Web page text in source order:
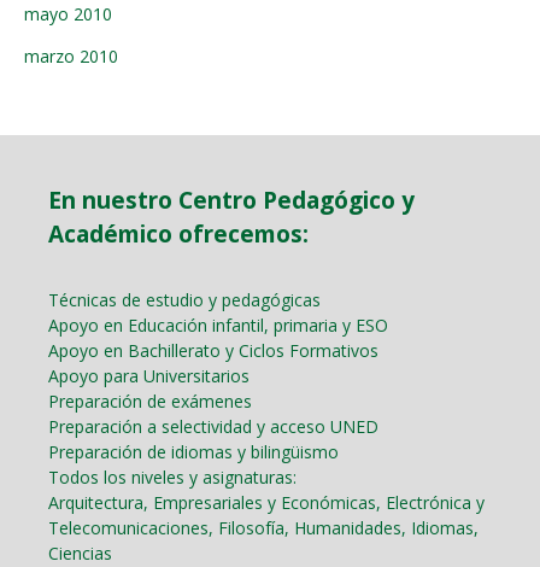
mayo 2010
marzo 2010
En nuestro Centro Pedagógico y
Académico ofrecemos:
Técnicas de estudio y pedagógicas
Apoyo en Educación infantil, primaria y ESO
Apoyo en Bachillerato y Ciclos Formativos
Apoyo para Universitarios
Preparación de exámenes
Preparación a selectividad y acceso UNED
Preparación de idiomas y bilingüismo
Todos los niveles y asignaturas:
Arquitectura, Empresariales y Económicas, Electrónica y
Telecomunicaciones, Filosofía, Humanidades, Idiomas,
Ciencias